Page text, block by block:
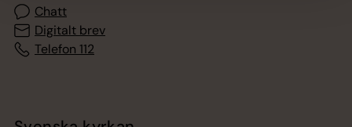
Chatt
Digitalt brev
Telefon 112